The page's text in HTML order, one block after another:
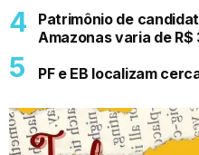
Patrimônio de
Amazonas varia de R$
PF e EB localizam